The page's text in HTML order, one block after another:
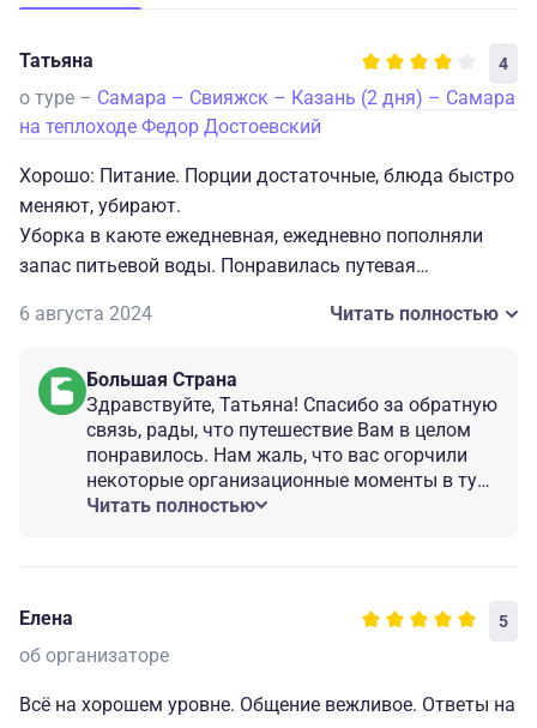
Татьяна 4
о туре – Самара – Свияжск – Казань (2 дня) – Самара
на теплоходе Федор Достоевский
Хорошо: Питание. Порции достаточные, блюда быстро
меняют, убирают.
Уборка в каюте ежедневная, ежедневно пополняли
запас питьевой воды. Понравилась путевая
Плохо: Посадка на теплоход. Долго, очередь,
документы, у кого то даже паспорт не спрашивают.
На теплоходе показывали фильмы про Свияжск и
Золотую Орду, можно было включить еще фильмы
про Самару и Казань, т к экскурсия не понравилась.
Во время просмотра фильма желающих было больше
6 августа 2024 Читать полностью
Большая Страна
Здравствуйте, Татьяна! Спасибо за обратную
связь, рады, что путешествие Вам в целом
понравилось. Нам жаль, что вас огорчили
некоторые организационные моменты в туре
. Мы обязательно передадим Ваш отзыв
недочеты вы обратитесь к нам в будущем
для организации вашего следующего
путешествия по России!
Читать полностью
Елена 5
об организаторе
Всё на хорошем уровне. Общение вежливое. Ответы на